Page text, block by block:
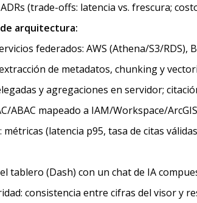
(trade-offs: latencia vs. frescura;
arquitectura:
federados: AWS (Athena/S3/RDS),
de metadatos, chunking y
y agregaciones en servidor;
ABAC mapeado a IAM/Workspace/
métricas (latencia p95, tasa de citas
tablero (Dash) con un chat de IA
consistencia entre cifras del visor y